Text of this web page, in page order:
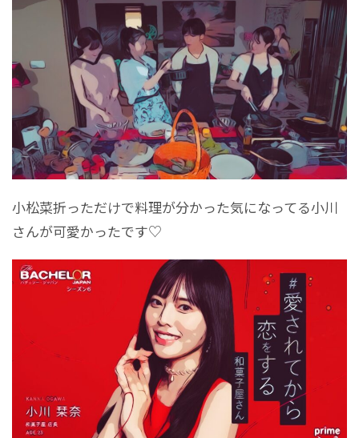
小松菜折っただけで料理が分かった気になってる小川
さんが可愛かったです♡